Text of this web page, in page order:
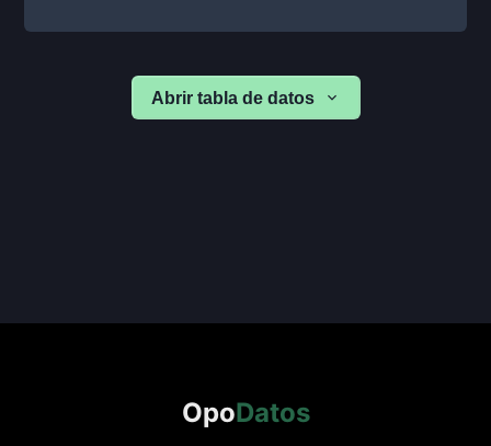
Abrir tabla de datos
OpoDatos